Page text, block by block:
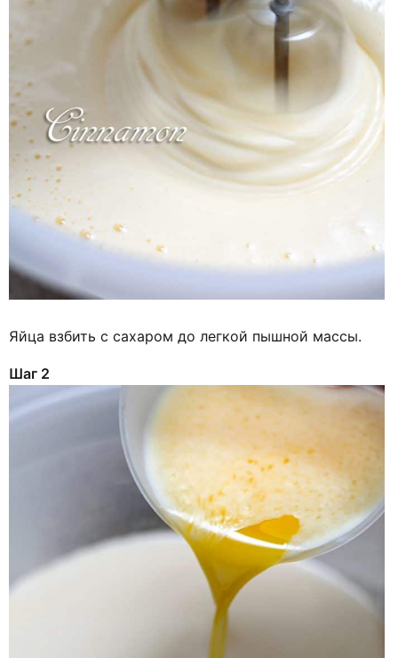
Яйца взбить с сахаром до легкой пышной массы.
Шаг 2